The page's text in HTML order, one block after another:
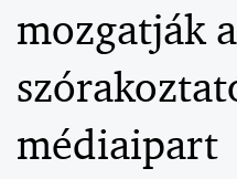
mozgatják
médiaipart